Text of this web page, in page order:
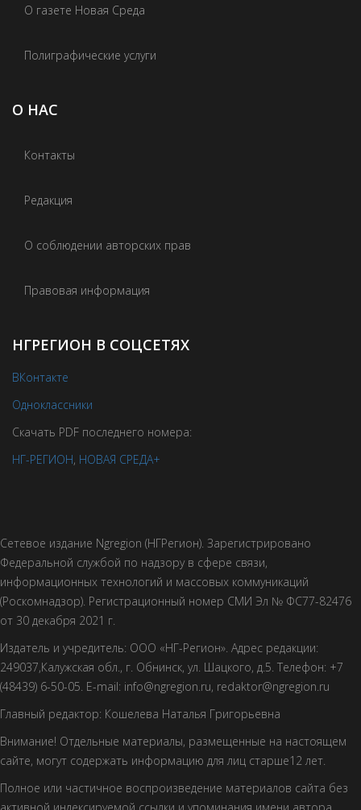
О газете Новая Среда
Полиграфические услуги
О НАС
Контакты
Редакция
О соблюдении авторских прав
Правовая информация
НГРЕГИОН В СОЦСЕТЯХ
ВКонтакте
Одноклассники
Скачать PDF последнего номера:
НГ-РЕГИОН, НОВАЯ СРЕДА+
Сетевое издание Ngregion (НГРегион). Зарегистрировано
Федеральной службой по надзору в сфере связи,
информационных технологий и массовых коммуникаций
(Роскомнадзор). Регистрационный номер СМИ Эл № ФС77-82476
от 30 декабря 2021 г.
Издатель и учредитель: ООО «НГ-Регион». Адрес редакции:
249037,Калужская обл., г. Обнинск, ул. Шацкого, д.5. Телефон: +7
(48439) 6-50-05. E-mail: info@ngregion.ru, redaktor@ngregion.ru
Главный редактор: Кошелева Наталья Григорьевна
Внимание! Отдельные материалы, размещенные на настоящем
сайте, могут содержать информацию для лиц старше12 лет.
Полное или частичное воспроизведение материалов сайта без